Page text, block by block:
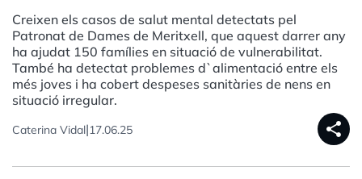
Creixen els casos de salut mental detectats pel
Patronat de Dames de Meritxell, que aquest darrer any
ha ajudat 150 famílies en situació de vulnerabilitat.
També ha detectat problemes d`alimentació entre els
més joves i ha cobert despeses sanitàries de nens en
situació irregular.
Caterina Vidal|17.06.25 share